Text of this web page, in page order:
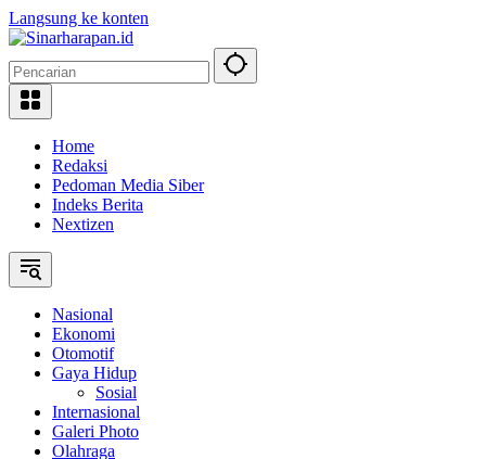
Langsung ke konten
Home
Redaksi
Pedoman Media Siber
Indeks Berita
Nextizen
Nasional
Ekonomi
Otomotif
Gaya Hidup
Sosial
Internasional
Galeri Photo
Olahraga